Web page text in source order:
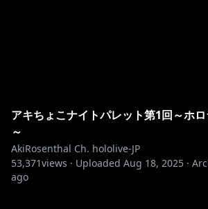
アキちょこナイトパレット第1回～ホ
～
AkiRosenthal Ch. hololive-JP
53,371views · Uploaded Aug 18, 2025 ·
ago